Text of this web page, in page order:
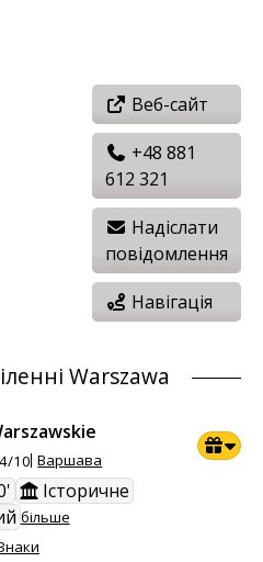
Веб-сайт
+48 881
612 321
Надіслати
повідомлення
Навігація
Warszawa
10 Варшава
Історичне
більше